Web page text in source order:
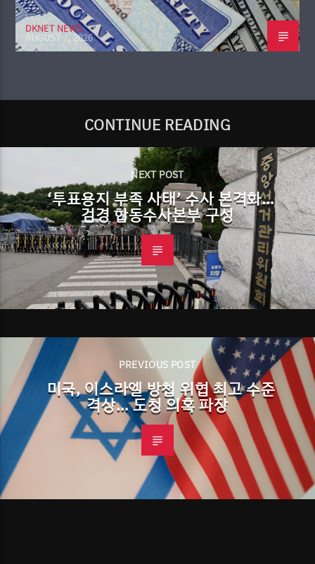
DKNET NEWS
AUGUST 7, 2026
CONTINUE READING
NEXT POST
‘투표용지 부족 사태’ 수사 본격화…
검경 합동수사본부 구성
PREVIOUS POST
미국, 이스라엘 방첩 위협 최고 수준
격상… 도청 의혹 파장